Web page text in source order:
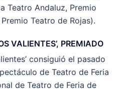
Teatro Andaluz, Premio
Teatro de Rojas).
VALIENTES’, PREMIADO
consiguió el pasado
de Teatro de Feria
de Teatro de Feria de